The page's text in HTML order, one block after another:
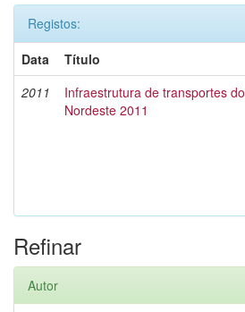
Registos:
Data
Título
2011
Infraestrutura de transportes do
Nordeste 2011
Refinar
Autor